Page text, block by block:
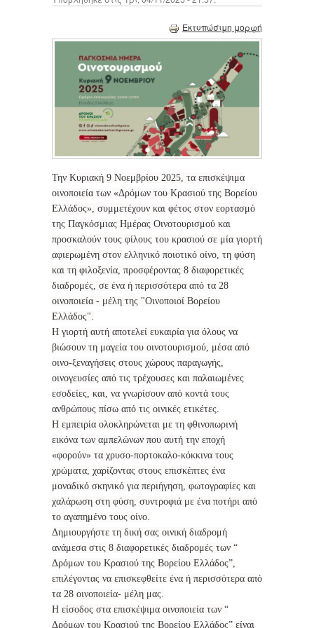
Εκτυπώσιμη μορφή
Την Κυριακή 9 Νοεμβρίου 2025, τα επισκέψιμα
οινοποιεία των «Δρόμων του Κρασιού της Βορείου
Ελλάδος», συμμετέχουν και φέτος στον εορτασμό
της Παγκόσμιας Ημέρας Οινοτουρισμού και
προσκαλούν τους φίλους του κρασιού σε μία γιορτή
αφιερωμένη στον ελληνικό ποιοτικό οίνο, τη φύση
και τη φιλοξενία, προσφέροντας 8 διαφορετικές
διαδρομές, σε ένα ή περισσότερα από τα 28
οινοποιεία - μέλη της "Οινοποιοί Βορείου
Ελλάδος".
Η γιορτή αυτή αποτελεί ευκαιρία για όλους να
βιώσουν τη μαγεία του οινοτουρισμού, μέσα από
οινο-ξεναγήσεις στους χώρους παραγωγής,
οινογευσίες από τις τρέχουσες και παλαιωμένες
εσοδείες, και, να γνωρίσουν από κοντά τους
ανθρώπους πίσω από τις οινικές ετικέτες.
Η εμπειρία ολοκληρώνεται με τη φθινοπωρινή
εικόνα των αμπελώνων που αυτή την εποχή
«φορούν» τα χρυσο-πορτοκαλο-κόκκινα τους
χρώματα, χαρίζοντας στους επισκέπτες ένα
μοναδικό σκηνικό για περιήγηση, φωτογραφίες και
χαλάρωση στη φύση, συντροφιά με ένα ποτήρι από
το αγαπημένο τους οίνο.
Δημιουργήστε τη δική σας οινική διαδρομή
ανάμεσα στις 8 διαφορετικές διαδρομές των “
Δρόμων του Κρασιού της Βορείου Ελλάδος”,
επιλέγοντας να επισκεφθείτε ένα ή περισσότερα από
τα 28 οινοποιεία- μέλη μας.
Η είσοδος στα επισκέψιμα οινοποιεία των “
Δρόμων του Κρασιού της Βορείου Ελλάδος” είναι